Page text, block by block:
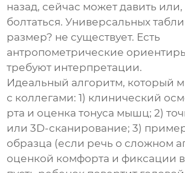
назад, сейчас может давить или,
болтаться. Универсальных
размер? не существует. Есть
антропометрические
требуют интерпретации.
Идеальный алгоритм, который
с коллегами: 1) клинический
рта и оценка тонуса мышц; 2)
или 3D-сканирование; 3)
образца (если речь о сложном
оценкой комфорта и фиксации